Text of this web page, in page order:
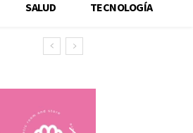
SALUD TECNOLOGÍA